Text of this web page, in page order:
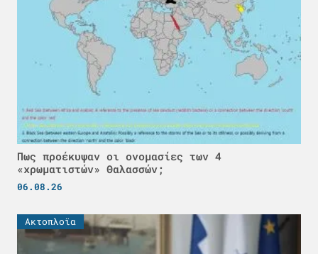
Πως προέκυψαν οι ονομασίες των 4
«χρωματιστών» Θαλασσών;
06.08.26
Ακτοπλοϊα